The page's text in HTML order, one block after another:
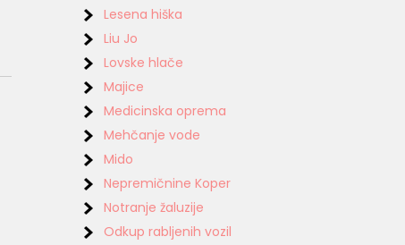
Lesena hiška
Liu Jo
Lovske hlače
Majice
Medicinska oprema
Mehčanje vode
Mido
Nepremičnine Koper
Notranje žaluzije
Odkup rabljenih vozil